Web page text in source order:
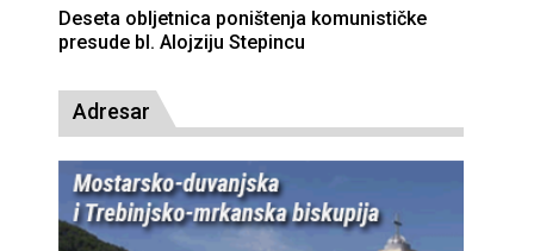
Deseta obljetnica poništenja komunističke
presude bl. Alojziju Stepincu
Adresar